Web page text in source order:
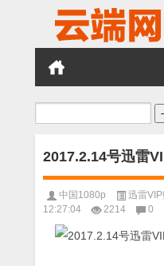
搜
2017.2.14号迅雷
中国1080p 迅雷
12:27:04
2214 0